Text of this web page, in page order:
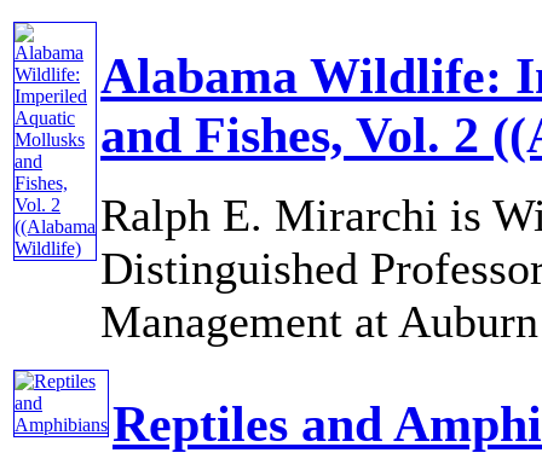
Alabama Wildlife:
and Fishes, Vol. 2
Ralph E. Mirarchi is
Distinguished
Management at
Reptiles and